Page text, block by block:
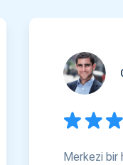
Merkezi bir